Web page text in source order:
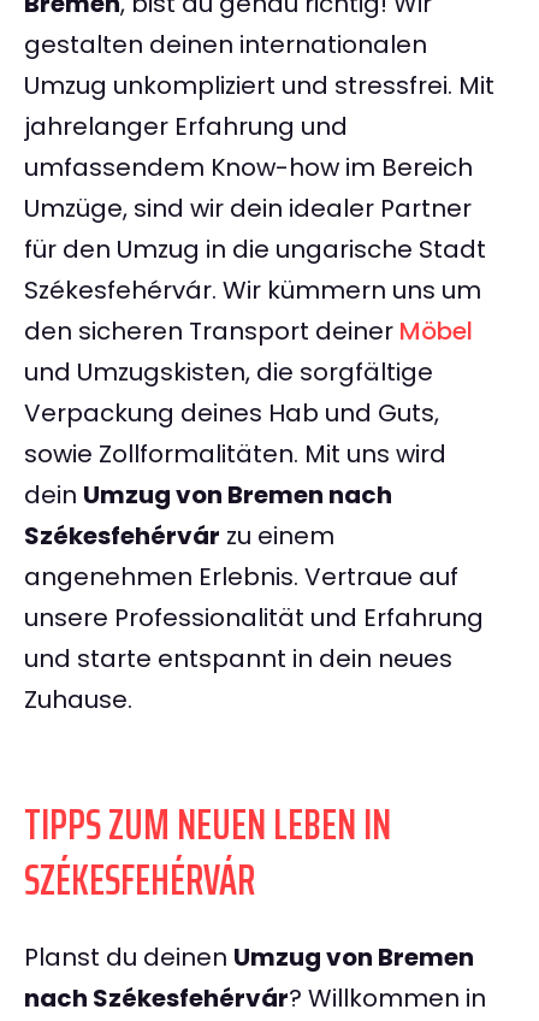
gestalten deinen internationalen
Umzug unkompliziert und stressfrei. Mit
jahrelanger Erfahrung und
umfassendem Know-how im Bereich
Umzüge, sind wir dein idealer Partner
für den Umzug in die ungarische Stadt
Székesfehérvár. Wir kümmern uns um
den sicheren Transport deiner Möbel
und Umzugskisten, die sorgfältige
Verpackung deines Hab und Guts,
sowie Zollformalitäten. Mit uns wird
dein Umzug von Bremen nach
Székesfehérvár zu einem
angenehmen Erlebnis. Vertraue auf
unsere Professionalität und Erfahrung
und starte entspannt in dein neues
Zuhause.
TIPPS ZUM NEUEN LEBEN IN
SZÉKESFEHÉRVÁR
Planst du deinen Umzug von Bremen
nach Székesfehérvár? Willkommen in